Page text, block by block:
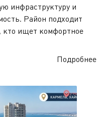
инфраструктуру и
Район подходит
ищет комфортное
Подробнее